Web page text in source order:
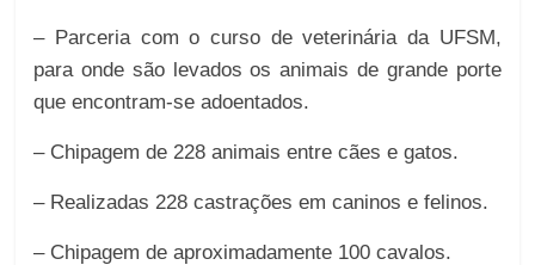
– Parceria com o curso de veterinária da UFSM,
para onde são levados os animais de grande porte
que encontram-se adoentados.
– Chipagem de 228 animais entre cães e gatos.
– Realizadas 228 castrações em caninos e felinos.
– Chipagem de aproximadamente 100 cavalos.